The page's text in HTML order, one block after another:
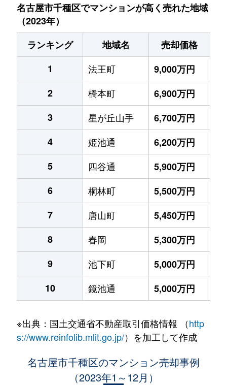
名古屋市千種区でマンションが高く売れた地域
（2023年）
ランキング
地域名
売却価格
1
法王町
9,000万円
2
橋本町
6,900万円
3
星が丘山手
6,700万円
4
姫池通
6,200万円
5
四谷通
5,900万円
6
桐林町
5,500万円
7
唐山町
5,450万円
8
春岡
5,300万円
9
池下町
5,000万円
10
鏡池通 5,000万円
※出典：国土交通省不動産取引価格情報 （http
s://www.reinfolib.mlit.go.jp/）を加工して作成
名古屋市千種区のマンション売却事例
（2023年1～12月）